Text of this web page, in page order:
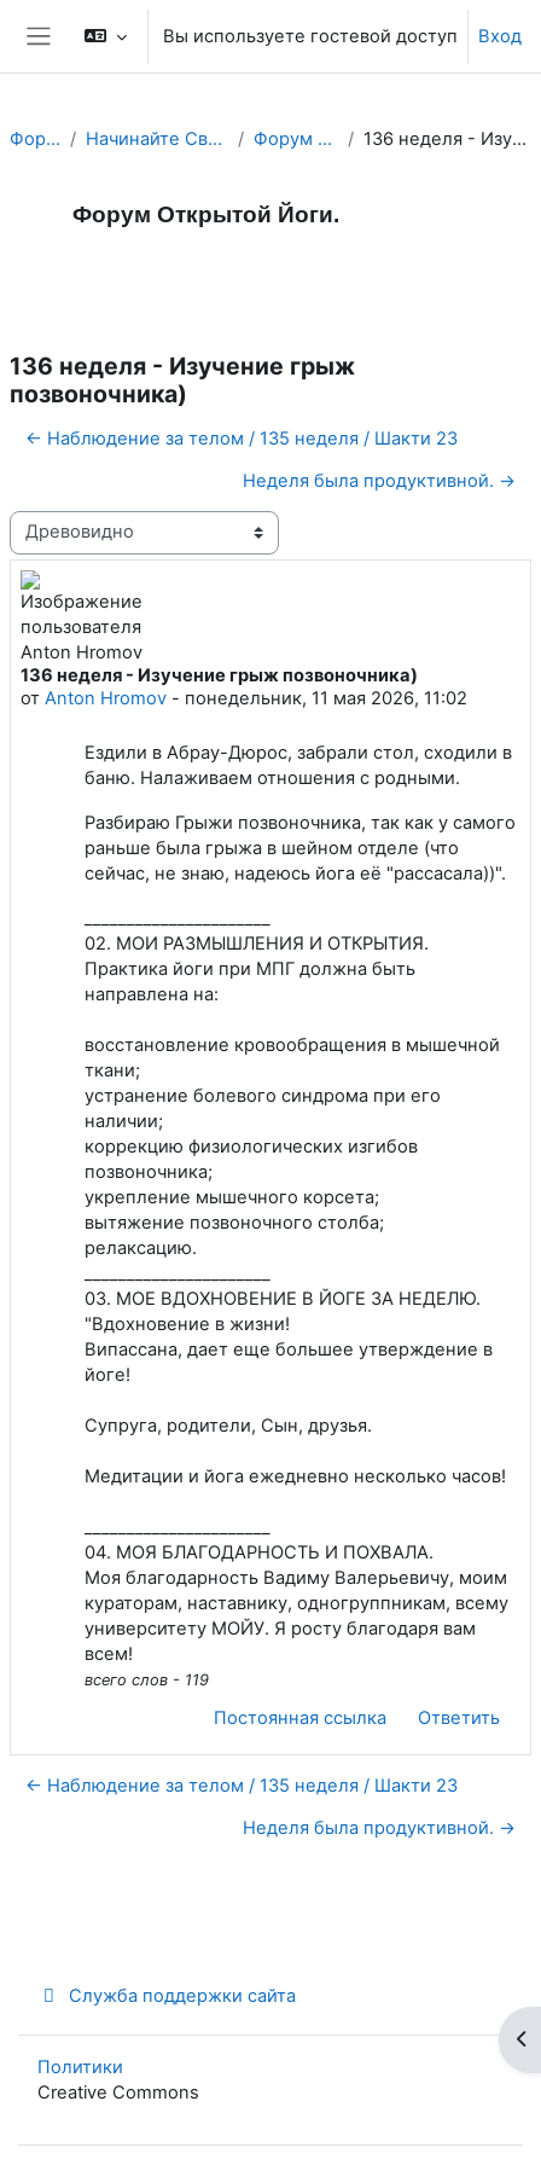
Перейти к основному содержанию
Боковая панель
Вы используете гостевой доступ Вход
Форум Йоги. Начинайте Свой День с Йога Форума! Форум Открытой Йоги. 136 неделя - Изучение грыж позвоночника)
Форум Открытой Йоги.
136 неделя - Изучение грыж
позвоночника)
← Наблюдение за телом / 135 неделя / Шакти 23
Неделя была продуктивной. →
Режим отображения
136 неделя - Изучение грыж позвоночника)
от Anton Hromov - понедельник, 11 мая 2026, 11:02
Количество ответов: 0
Ездили в Абрау-Дюрос, забрали стол, сходили в
баню. Налаживаем отношения с родными.
Разбираю Грыжи позвоночника, так как у самого
раньше была грыжа в шейном отделе (что
сейчас, не знаю, надеюсь йога её "рассасала))".
02. МОИ РАЗМЫШЛЕНИЯ И ОТКРЫТИЯ.
Практика йоги при МПГ должна быть
направлена на:
восстановление кровообращения в мышечной
ткани;
устранение болевого синдрома при его
наличии;
коррекцию физиoлoгичecких изгибoв
пoзвoнoчникa;
укрепление мышечного корсета;
вытяжение позвоночного столба;
релаксацию.
03. МОЕ ВДОХНОВЕНИЕ В ЙОГЕ ЗА НЕДЕЛЮ.
"Вдохновение в жизни!
Випассана, дает еще большее утверждение в
йоге!
Супруга, родители, Сын, друзья.
Медитации и йога ежедневно несколько часов!
04. МОЯ БЛАГОДАРНОСТЬ И ПОХВАЛА.
Моя благодарность Вадиму Валерьевичу, моим
кураторам, наставнику, одногруппникам, всему
университету МОЙУ. Я росту благодаря вам
всем!
всего слов - 119
Постоянная ссылка Ответить
← Наблюдение за телом / 135 неделя / Шакти 23
Неделя была продуктивной. →
Служба поддержки сайта
Политики
Creative Commons